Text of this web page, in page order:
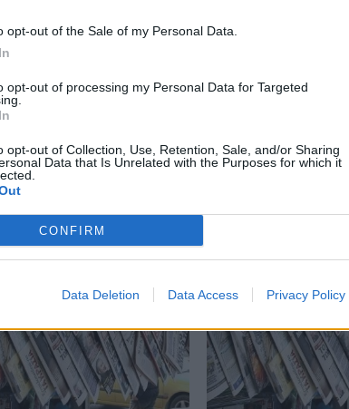
opt-out of the Sale of my Personal Data.
opt-out of processing my Personal Data for Targeted
opt-out of Collection, Use, Retention, Sale, and/or Sharing
Data that Is Unrelated with the Purposes for which it
CONFIRM
Data Deletion Data Access Privacy Policy
της ημέρας.
και μάθετε πρώτοιόλες τις ειδήσεις
ΠΡΩΤΟΣΕΛΙΔΑ